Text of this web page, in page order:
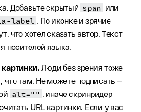
Добавьте скрытый span или
label
. По иконке и зрячие
что хотел сказать автор. Текст
носителей языка.
Люди без зрения тоже
что там. Не можете подписать —
alt=""
, иначе скринридер
URL картинки. Если у вас